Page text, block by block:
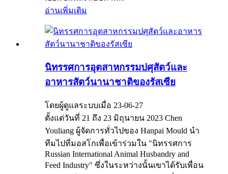
อ่านเพิ่มเติม
นิทรรศการอุตสาหกรรมปศุสัตว์และ
อาหารสัตว์นานาชาติของรัสเซีย
โดยผู้ดูแลระบบเมื่อ 23-06-27
ตั้งแต่วันที่ 21 ถึง 23 มิถุนายน 2023 Chen
Youliang ผู้จัดการทั่วไปของ Hanpai Mould นำ
ทีมไปที่มอสโกเพื่อเข้าร่วมใน "นิทรรศการ
Russian International Animal Husbandry and
Feed Industry" ซึ่งในระหว่างนั้นเขาได้รับเพื่อน